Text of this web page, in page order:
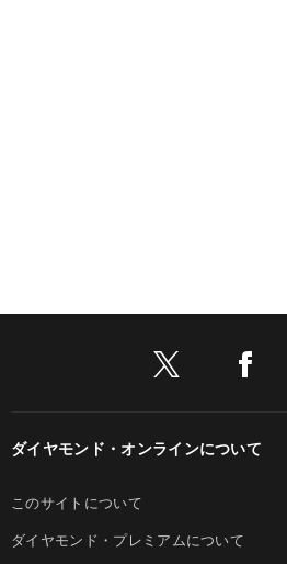
ダイヤモンド・オンラインについて
このサイトについて
ダイヤモンド・プレミアムについて